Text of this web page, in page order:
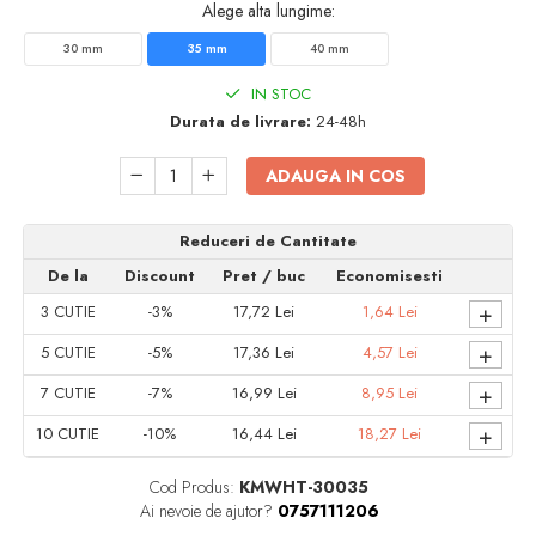
Amestecatoare electrice
Surubelnite, clesti si chei
Dalti, spituri, leviere
Accesorii si consumabile
Accesorii pentru polizare, slefuire si
frezare
Burghie
Organizatoare
Accesorii unelte
Unelte electrice speciale
Alege alta lungime:
30 mm 35 mm 40 mm
IN STOC
Durata de livrare: 24-48h
ADAUGA IN COS
Reduceri de Cantitate
De la
Discount Pret / buc
Economisesti
3 CUTIE -3% 17,72 Lei 1,64 Lei +
5CUTIE -5% 17,36 Lei 4,57 Lei +
7CUTIE -7% 16,99 Lei 8,95 Lei +
10 CUTIE -10% 16,44 Lei 18,27 Lei +
Cod Produs: KMWHT-30035
Ai nevoie de ajutor? 0757111206